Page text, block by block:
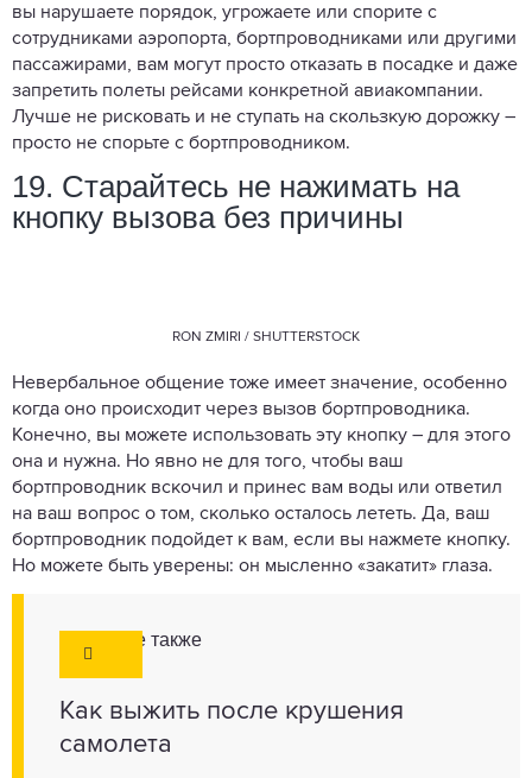
вы нарушаете порядок, угрожаете или спорите с
сотрудниками аэропорта, бортпроводниками или другими
пассажирами, вам могут просто отказать в посадке и даже
запретить полеты рейсами конкретной авиакомпании.
Лучше не рисковать и не ступать на скользкую дорожку –
просто не спорьте с бортпроводником.
19. Старайтесь не нажимать на
кнопку вызова без причины
RON ZMIRI / SHUTTERSTOCK
Невербальное общение тоже имеет значение, особенно
когда оно происходит через вызов бортпроводника.
Конечно, вы можете использовать эту кнопку – для этого
она и нужна. Но явно не для того, чтобы ваш
бортпроводник вскочил и принес вам воды или ответил
на ваш вопрос о том, сколько осталось лететь. Да, ваш
бортпроводник подойдет к вам, если вы нажмете кнопку.
Но можете быть уверены: он мысленно «закатит» глаза.
Смотрите также
Как выжить после крушения
самолета